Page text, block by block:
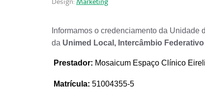
Informamos o credenciamento da
da Unimed Local, Intercâmbio Federativo
Prestador: Mosaicum Espaço Clínico
Matrícula: 51004355-5